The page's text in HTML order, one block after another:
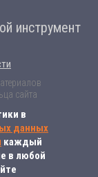
инструмент
сайта
в
данных
каждый
в любой